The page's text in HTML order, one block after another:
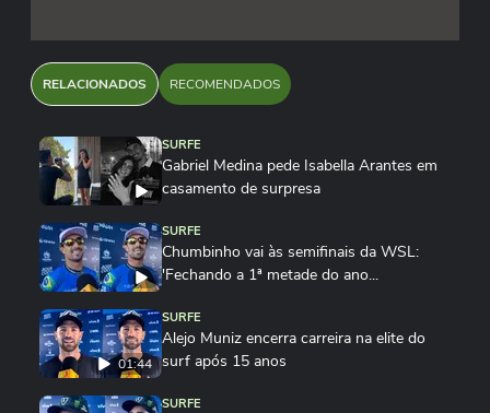
RELACIONADOS RECOMENDADOS
SURFE
Gabriel Medina pede Isabella Arantes em
casamento de surpresa
SURFE
Chumbinho vai às semifinais da WSL:
'Fechando a 1ª metade do ano...
01:44
SURFE
Alejo Muniz encerra carreira na elite do
surf após 15 anos
SURFE